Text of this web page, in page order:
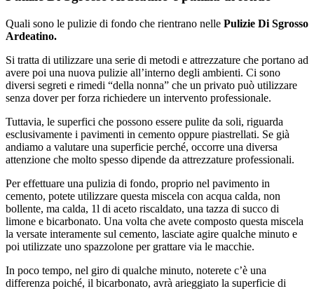
Quali sono le pulizie di fondo che rientrano nelle Pulizie Di Sgrosso
Ardeatino.
Si tratta di utilizzare una serie di metodi e attrezzature che portano ad
avere poi una nuova pulizie all’interno degli ambienti. Ci sono
diversi segreti e rimedi “della nonna” che un privato può utilizzare
senza dover per forza richiedere un intervento professionale.
Tuttavia, le superfici che possono essere pulite da soli, riguarda
esclusivamente i pavimenti in cemento oppure piastrellati. Se già
andiamo a valutare una superficie perché, occorre una diversa
attenzione che molto spesso dipende da attrezzature professionali.
Per effettuare una pulizia di fondo, proprio nel pavimento in
cemento, potete utilizzare questa miscela con acqua calda, non
bollente, ma calda, 1l di aceto riscaldato, una tazza di succo di
limone e bicarbonato. Una volta che avete composto questa miscela
la versate interamente sul cemento, lasciate agire qualche minuto e
poi utilizzate uno spazzolone per grattare via le macchie.
In poco tempo, nel giro di qualche minuto, noterete c’è una
differenza poiché, il bicarbonato, avrà arieggiato la superficie di